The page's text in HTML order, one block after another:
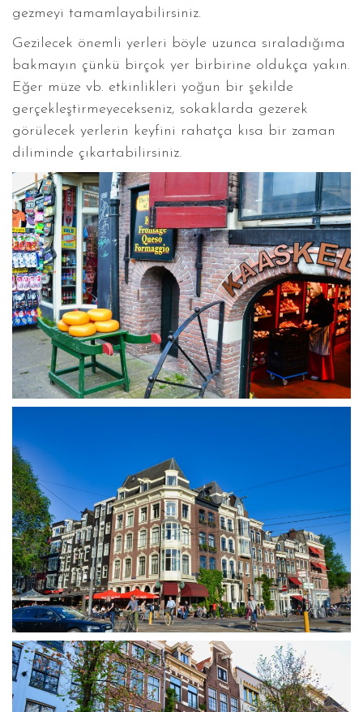
gezmeyi tamamlayabilirsiniz.
Gezilecek önemli yerleri böyle uzunca sıraladığıma
bakmayın çünkü birçok yer birbirine oldukça yakın.
Eğer müze vb. etkinlikleri yoğun bir şekilde
gerçekleştirmeyecekseniz, sokaklarda gezerek
görülecek yerlerin keyfini rahatça kısa bir zaman
diliminde çıkartabilirsiniz.